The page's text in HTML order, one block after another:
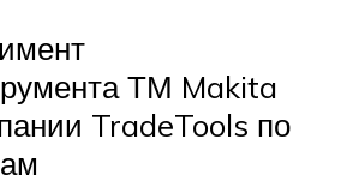
ТМ Makita
TradeTools по